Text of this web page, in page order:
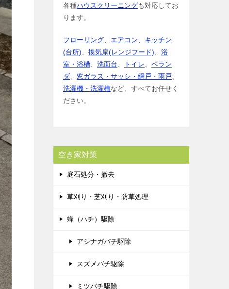
各種ハウスクリーニングも対応してお
ります。
フローリング エアコン
キッチン
(台所)
換気扇(レンジフード)
浴
室・浴槽
洗面台 トイレ
ベラン
ダ
窓ガラス・サッシ・網戸・雨戸
洗濯機・洗濯槽など、すべてお任せく
ださい。
空き家対策
庭石処分・撤去
草刈り・芝刈り・防草処理
蜂（ハチ）駆除
アシナガバチ駆除
スズメバチ駆除
ミツバチ駆除